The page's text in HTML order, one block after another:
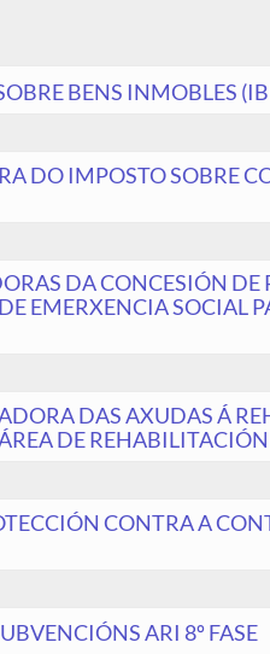
BENS INMOBLES
DO IMPOSTO SOBRE
DA CONCESIÓN DE
EMERXENCIA SOCIAL
DAS AXUDAS Á
DE
CONTRA A
ARI 8º FASE